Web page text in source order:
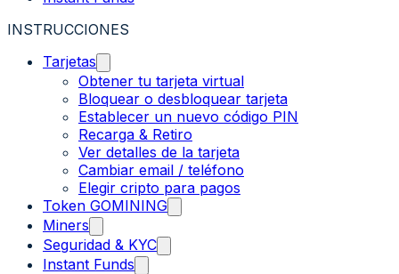
INSTRUCCIONES
Tarjetas
Obtener tu tarjeta virtual
Bloquear o desbloquear tarjeta
Establecer un nuevo código PIN
Recarga & Retiro
Ver detalles de la tarjeta
Cambiar email / teléfono
Elegir cripto para pagos
Token GOMINING
Miners
Seguridad & KYC
Instant Funds